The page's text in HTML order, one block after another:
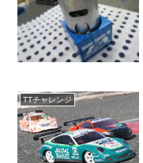
TTチャレンジ